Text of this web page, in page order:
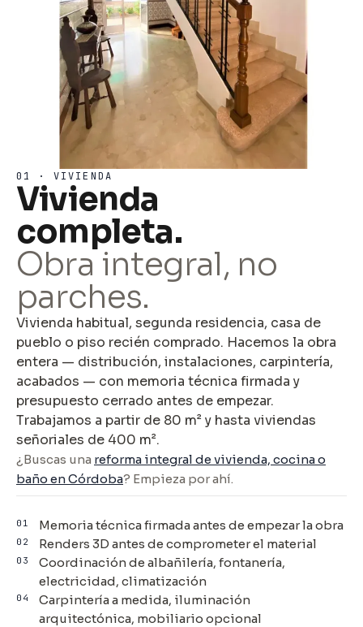
01 · VIVIENDA
Vivienda
completa.
Obra integral, no
parches.
Vivienda habitual, segunda residencia, casa de
pueblo o piso recién comprado. Hacemos la obra
entera — distribución, instalaciones, carpintería,
acabados — con memoria técnica firmada y
presupuesto cerrado antes de empezar.
Trabajamos a partir de 80 m² y hasta viviendas
señoriales de 400 m².
¿Buscas una reforma integral de vivienda, cocina o
baño en Córdoba? Empieza por ahí.
01 Memoria técnica firmada antes de empezar la obra
02 Renders 3D antes de comprometer el material
03
Coordinación de albañilería, fontanería,
electricidad, climatización
04
Carpintería a medida, iluminación
arquitectónica, mobiliario opcional